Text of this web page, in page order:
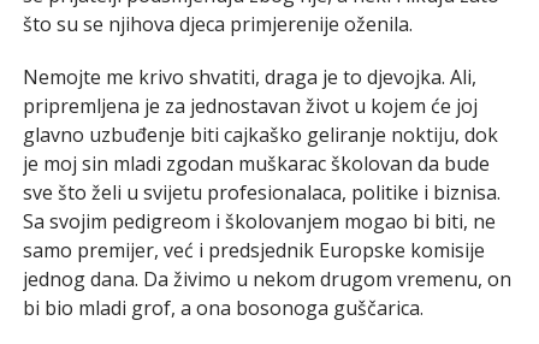
što su se njihova djeca primjerenije oženila.
Nemojte me krivo shvatiti, draga je to djevojka. Ali,
pripremljena je za jednostavan život u kojem će joj
glavno uzbuđenje biti cajkaško geliranje noktiju, dok
je moj sin mladi zgodan muškarac školovan da bude
sve što želi u svijetu profesionalaca, politike i biznisa.
Sa svojim pedigreom i školovanjem mogao bi biti, ne
samo premijer, već i predsjednik Europske komisije
jednog dana. Da živimo u nekom drugom vremenu, on
bi bio mladi grof, a ona bosonoga guščarica.